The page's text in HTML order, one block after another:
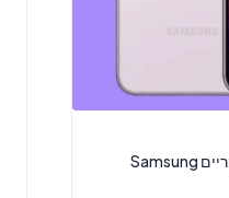
החלפת מסך LCD+מגע מקוריים Samsung